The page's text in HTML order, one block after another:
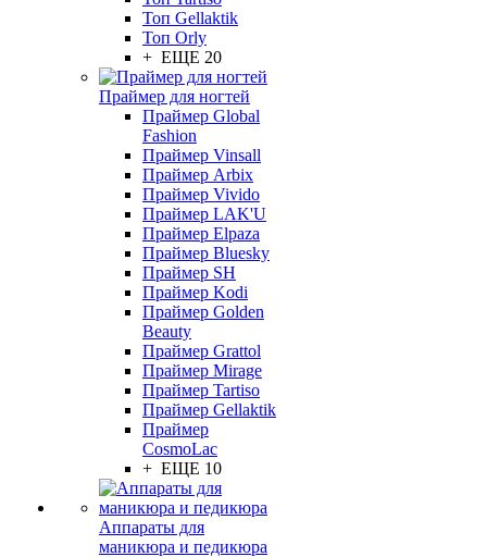
Топ Gellaktik
Топ Orly
+ ЕЩЕ 20
Праймер для ногтей
Праймер Global
Fashion
Праймер Vinsall
Праймер Arbix
Праймер Vivido
Праймер LAK'U
Праймер Elpaza
Праймер Bluesky
Праймер SH
Праймер Kodi
Праймер Golden
Beauty
Праймер Grattol
Праймер Mirage
Праймер Tartiso
Праймер Gellaktik
Праймер
CosmoLac
+ ЕЩЕ 10
Аппараты для
маникюра и педикюра